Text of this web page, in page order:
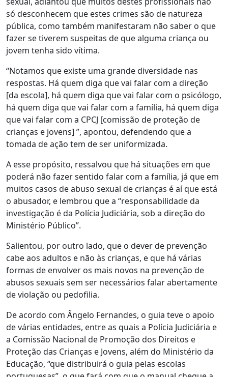
só desconhecem que estes crimes são de natureza
pública, como também manifestaram não saber o que
fazer se tiverem suspeitas de que alguma criança ou
jovem tenha sido vítima.
“Notamos que existe uma grande diversidade nas
respostas. Há quem diga que vai falar com a direção
[da escola], há quem diga que vai falar com o psicólogo,
há quem diga que vai falar com a família, há quem diga
que vai falar com a CPCJ [comissão de proteção de
crianças e jovens] ”, apontou, defendendo que a
tomada de ação tem de ser uniformizada.
A esse propósito, ressalvou que há situações em que
poderá não fazer sentido falar com a família, já que em
muitos casos de abuso sexual de crianças é aí que está
o abusador, e lembrou que a “responsabilidade da
investigação é da Polícia Judiciária, sob a direção do
Ministério Público”.
Salientou, por outro lado, que o dever de prevenção
cabe aos adultos e não às crianças, e que há várias
formas de envolver os mais novos na prevenção de
abusos sexuais sem ser necessários falar abertamente
de violação ou pedofilia.
De acordo com Ângelo Fernandes, o guia teve o apoio
de várias entidades, entre as quais a Polícia Judiciária e
a Comissão Nacional de Promoção dos Direitos e
Proteção das Crianças e Jovens, além do Ministério da
Educação, “que distribuirá o guia pelas escolas